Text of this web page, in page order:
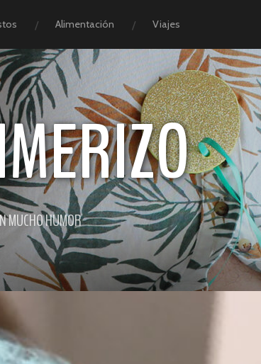
Alimentación Viajes
MUCHO HUMOR